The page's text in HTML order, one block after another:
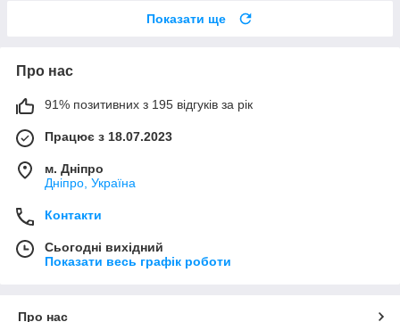
Показати ще
Про нас
91% позитивних з 195 відгуків за рік
Працює з 18.07.2023
м. Дніпро
Дніпро, Україна
Контакти
Сьогодні вихідний
Показати весь графік роботи
Про нас